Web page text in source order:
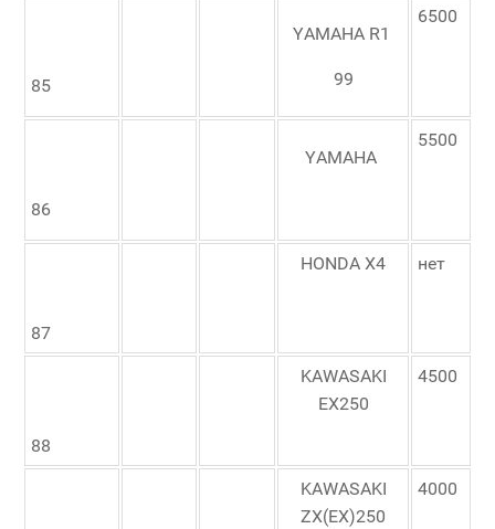
85
YAMAHA R1
99
6500
86
YAMAHA
5500
87
HONDA X4 нет
88
KAWASAKI
EX250
4500
KAWASAKI
ZX(EX)250
4000